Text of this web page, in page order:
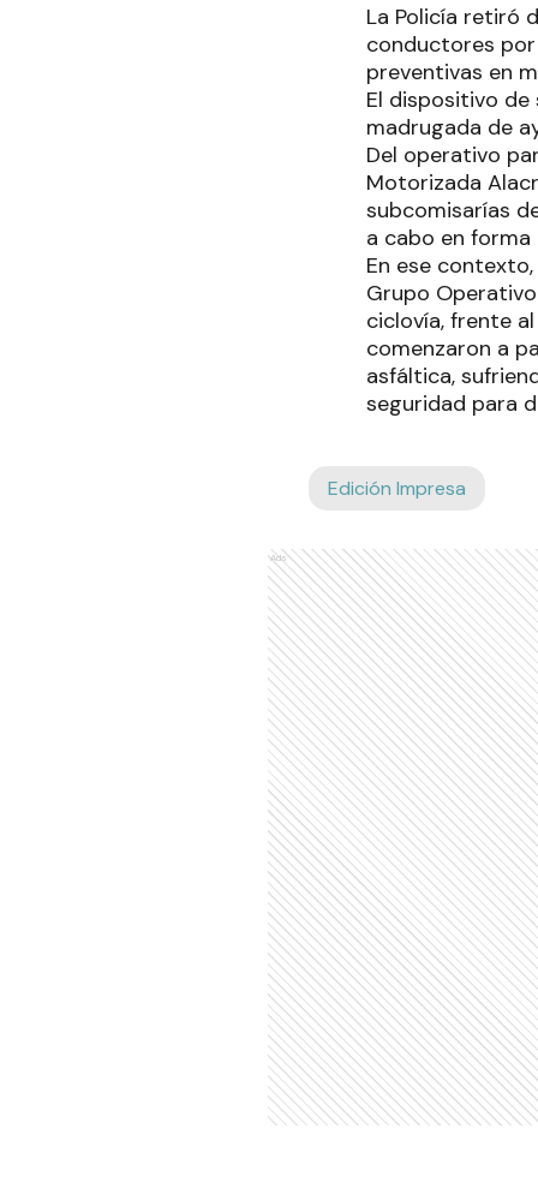
La Policía retiró
conductores
preventivas en
El dispositivo de
madrugada de
Del operativo
Motorizada
subcomisarías
a cabo en
En ese
Grupo
ciclovía, frente
comenzaron a
asfáltica,
seguridad para
Edición Impresa
Ads